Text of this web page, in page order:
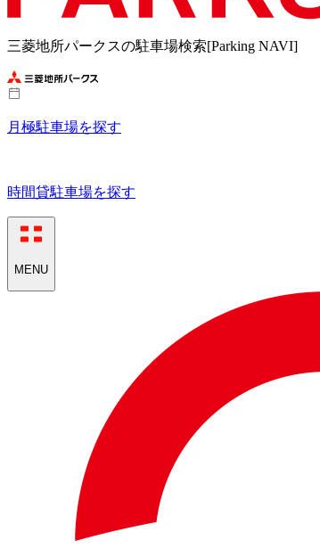
三菱地所パークスの駐車場検索[Parking NAVI]
月極駐車場を探す
時間貸駐車場を探す
MENU